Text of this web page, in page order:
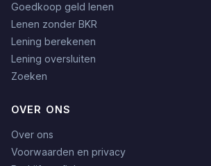
Goedkoop geld lenen
Lenen zonder BKR
Lening berekenen
Lening oversluiten
Zoeken
OVER ONS
Over ons
Voorwaarden en privacy